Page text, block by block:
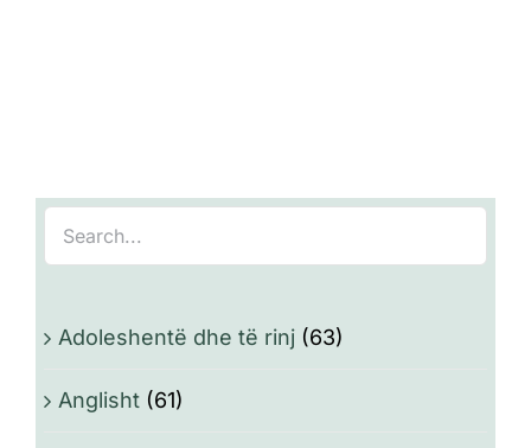
Adoleshentë dhe të rinj (63)
Anglisht (61)